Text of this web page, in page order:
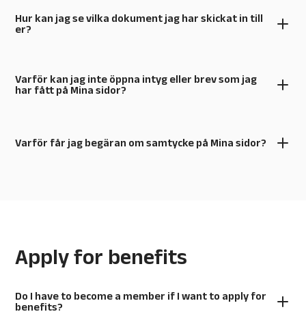
Hur kan jag se vilka dokument jag har skickat in till
er?
Varför kan jag inte öppna intyg eller brev som jag
har fått på Mina sidor?
Varför får jag begäran om samtycke på Mina sidor?
Apply for benefits
Do I have to become a member if I want to apply for
benefits?